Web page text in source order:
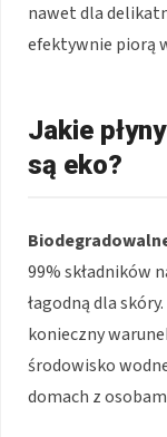
nawet dla
efektywnie piorą
Jakie
są eko?
99% składników
łagodną dla
konieczny
środowisko
domach z